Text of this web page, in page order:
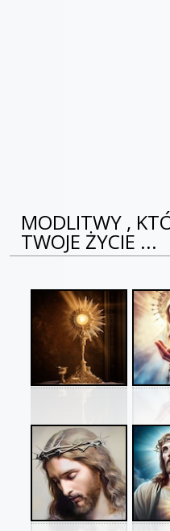
MODLITWY ,
TWOJE ŻYCIE ...